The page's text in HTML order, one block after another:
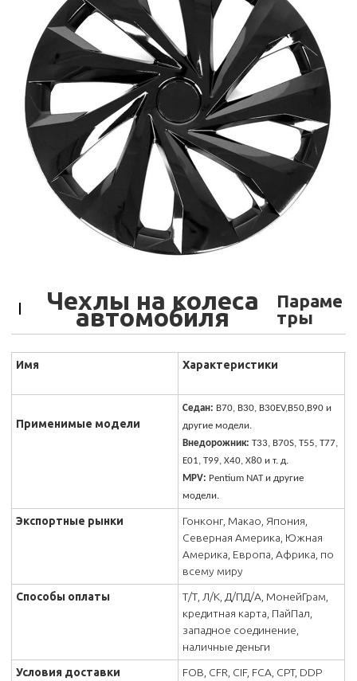
Чехлы на колеса
автомобиля
Параме
тры
Имя Характеристики
Применимые модели
Седан: B70, B30, B30EV,B50,B90 и
другие модели.
Внедорожник: T33, B70S, T55, T77,
E01, T99, X40, X80 и т. д.
MPV: Pentium NAT и другие
модели.
Экспортные рынки
Гонконг, Макао, Япония,
Северная Америка, Южная
Америка, Европа, Африка, по
всему миру
Способы оплаты
Т/Т, Л/К, Д/ПД/А, МонейГрам,
кредитная карта, ПайПал,
западное соединение,
наличные деньги
Условия доставки
FOB, CFR, CIF, FCA, CPT, DDP